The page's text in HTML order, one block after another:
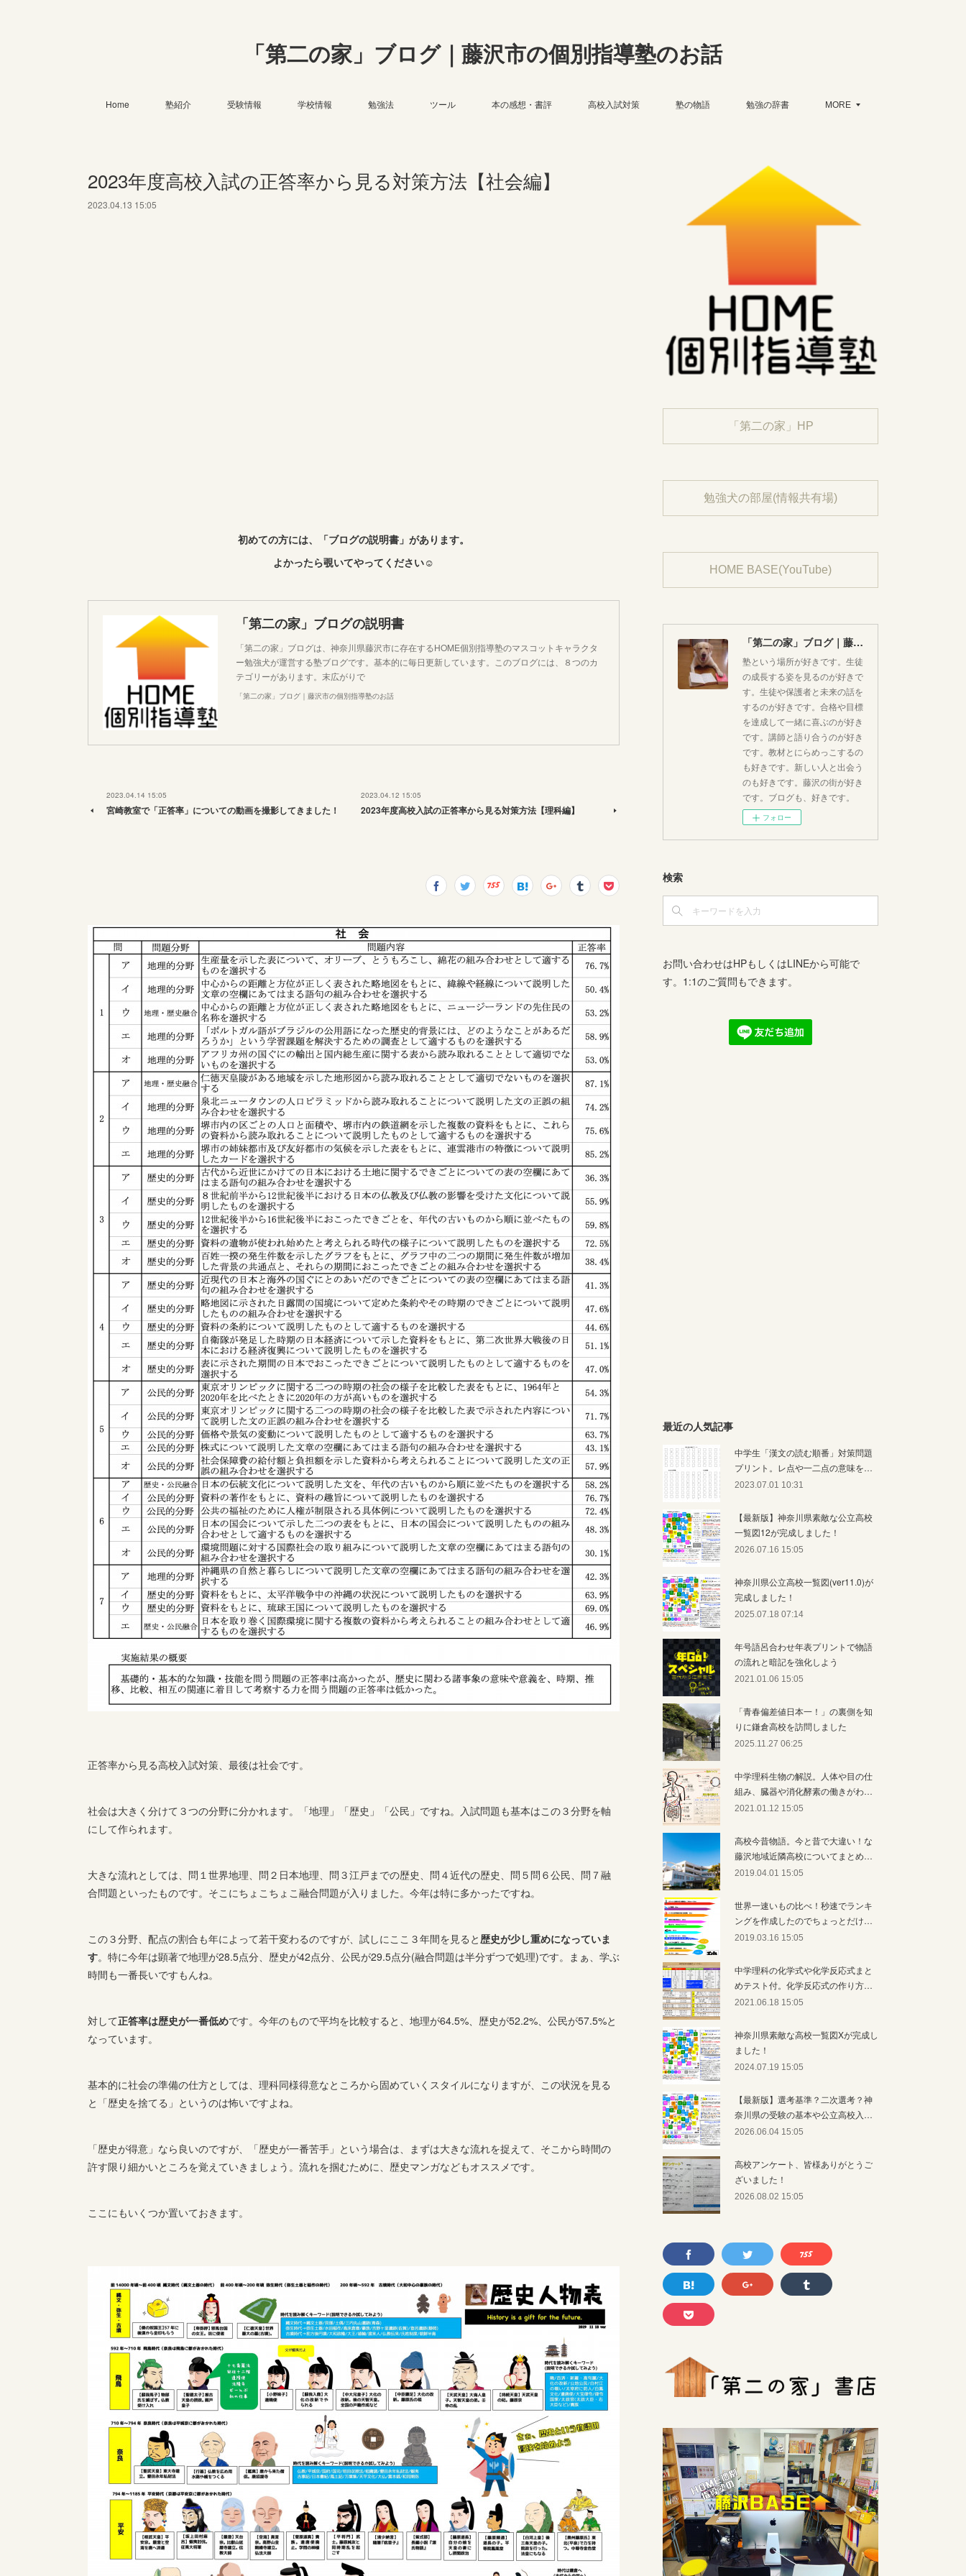
「第二の家」ブログ｜藤沢市の個別指導塾のお話
Home 塾紹介 受験情報 学校情報 勉強法 ツール 本の感想・書評 高校入試対策 塾の物語 勉強の辞書 MORE
2023年度高校入試の正答率から見る対策方法【社会編】
2023.04.13 15:05
初めての方には、「ブログの説明書」があります。
よかったら覗いてやってください☺︎
「第二の家」ブログの説明書
「第二の家」ブログは、神奈川県藤沢市に存在するHOME個別指導塾のマスコットキャラクタ
ー勉強犬が運営する塾ブログです。基本的に毎日更新しています。このブログには、８つのカ
テゴリーがあります。末広がりで
「第二の家」ブログ｜藤沢市の個別指導塾のお話
2023.04.14 15:05
宮崎教室で「正答率」についての動画を撮影してきました！
2023.04.12 15:05
2023年度高校入試の正答率から見る対策方法【理科編】
正答率から見る高校入試対策、最後は社会です。
社会は大きく分けて３つの分野に分かれます。「地理」「歴史」「公民」ですね。入試問題も基本はこの３分野を軸
にして作られます。
大きな流れとしては、問１世界地理、問２日本地理、問３江戸までの歴史、問４近代の歴史、問５問６公民、問７融
合問題といったものです。そこにちょこちょこ融合問題が入りました。今年は特に多かったですね。
この３分野、配点の割合も年によって若干変わるのですが、試しにここ３年間を見ると歴史が少し重めになっていま
す。特に今年は顕著で地理が28.5点分、歴史が42点分、公民が29.5点分(融合問題は半分ずつで処理)です。まぁ、学ぶ
時間も一番長いですもんね。
対して正答率は歴史が一番低めです。今年のもので平均を比較すると、地理が64.5%、歴史が52.2%、公民が57.5%と
なっています。
基本的に社会の準備の仕方としては、理科同様得意なところから固めていくスタイルになりますが、この状況を見る
と「歴史を捨てる」というのは怖いですよね。
「歴史が得意」なら良いのですが、「歴史が一番苦手」という場合は、まずは大きな流れを捉えて、そこから時間の
許す限り細かいところを覚えていきましょう。流れを掴むために、歴史マンガなどもオススメです。
ここにもいくつか置いておきます。
「第二の家」HP
勉強犬の部屋(情報共有場)
HOME BASE(YouTube)
「第二の家」ブログ｜藤沢市の個別指導塾のお話
塾という場所が好きです。生徒
の成長する姿を見るのが好きで
す。生徒や保護者と未来の話を
するのが好きです。合格や目標
を達成して一緒に喜ぶのが好き
です。講師と語り合うのが好き
です。教材とにらめっこするの
も好きです。新しい人と出会う
のも好きです。藤沢の街が好き
です。ブログも、好きです。
フォロー
検索
お問い合わせはHPもしくはLINEから可能で
す。1:1のご質問もできます。
最近の人気記事
中学生「漢文の読む順番」対策問題
プリント。レ点や一二点の意味を…
2023.07.01 10:31
【最新版】神奈川県素敵な公立高校
一覧図12が完成しました！
2026.07.16 15:05
神奈川県公立高校一覧図(ver11.0)が
完成しました！
2025.07.18 07:14
年号語呂合わせ年表プリントで物語
の流れと暗記を強化しよう
2021.01.06 15:05
「青春偏差値日本一！」の裏側を知
りに鎌倉高校を訪問しました
2025.11.27 06:25
中学理科生物の解説。人体や目の仕
組み、臓器や消化酵素の働きがわ…
2021.01.12 15:05
高校今昔物語。今と昔で大違い！な
藤沢地域近隣高校についてまとめ…
2019.04.01 15:05
世界一速いもの比べ！秒速でランキ
ングを作成したのでちょっとだけ…
2019.03.16 15:05
中学理科の化学式や化学反応式まと
めテスト付。化学反応式の作り方…
2021.06.18 15:05
神奈川県素敵な高校一覧図Xが完成し
ました！
2024.07.19 15:05
【最新版】選考基準？二次選考？神
奈川県の受験の基本や公立高校入…
2026.06.04 15:05
高校アンケート、皆様ありがとうご
ざいました！
2026.08.02 15:05